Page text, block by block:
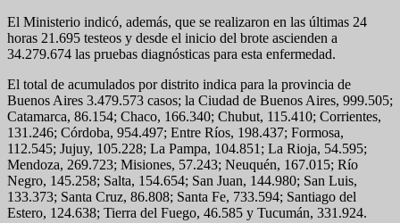
El Ministerio indicó, además, que se realizaron en las últimas 24
horas 21.695 testeos y desde el inicio del brote ascienden a
34.279.674 las pruebas diagnósticas para esta enfermedad.
El total de acumulados por distrito indica para la provincia de
Buenos Aires 3.479.573 casos; la Ciudad de Buenos Aires, 999.505;
Catamarca, 86.154; Chaco, 166.340; Chubut, 115.410; Corrientes,
131.246; Córdoba, 954.497; Entre Ríos, 198.437; Formosa,
112.545; Jujuy, 105.228; La Pampa, 104.851; La Rioja, 54.595;
Mendoza, 269.723; Misiones, 57.243; Neuquén, 167.015; Río
Negro, 145.258; Salta, 154.654; San Juan, 144.980; San Luis,
133.373; Santa Cruz, 86.808; Santa Fe, 733.594; Santiago del
Estero, 124.638; Tierra del Fuego, 46.585 y Tucumán, 331.924.